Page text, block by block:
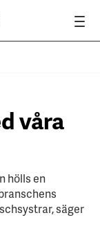
våra
hölls en
säger